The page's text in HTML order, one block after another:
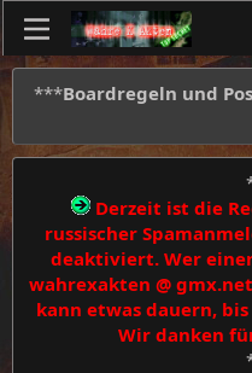
***Boardregeln und
Derzeit ist die
russischer
deaktiviert. Wer
wahrexakten @
kann etwas dauern,
Wir danken